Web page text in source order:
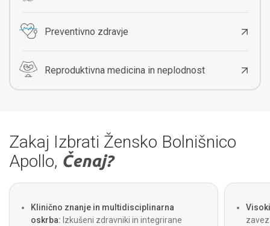
Preventivno zdravje
Reproduktivna medicina in neplodnost
Zakaj Izbrati Žensko Bolnišnico
Apollo, Čenaj?
Klinično znanje in multidisciplinarna
oskrba: Izkušeni zdravniki in integrirane